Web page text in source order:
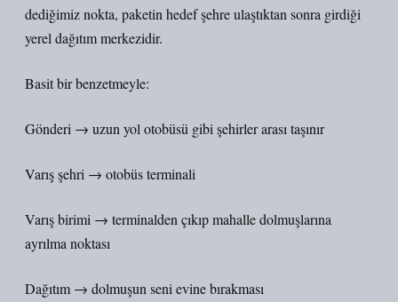
dediğimiz nokta, paketin hedef şehre ulaştıktan sonra girdiği
yerel dağıtım merkezidir.
Basit bir benzetmeyle:
Gönderi → uzun yol otobüsü gibi şehirler arası taşınır
Varış şehri → otobüs terminali
Varış birimi → terminalden çıkıp mahalle dolmuşlarına
ayrılma noktası
Dağıtım → dolmuşun seni evine bırakması